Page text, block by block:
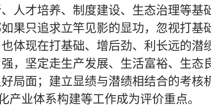
人才培养、制度建设、生态治理等基
果只追求立竿见影的显功，忽视打基
体现在打基础、增后劲、利长远的潜
坚定走生产发展、生活富裕、生态
面；建立显绩与潜绩相结合的考核机
业体系构建等工作成为评价重点。